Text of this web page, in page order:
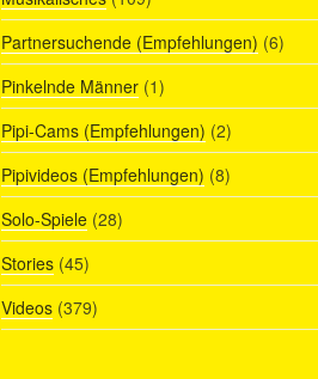
Partnersuchende (Empfehlungen) (6)
Pinkelnde Männer(1)
Pipi-Cams (Empfehlungen) (2)
Pipivideos (Empfehlungen) (8)
Solo-Spiele(28)
Stories(45)
Videos(379)